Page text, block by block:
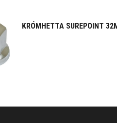
KRÓMHETTA SUREPOINT